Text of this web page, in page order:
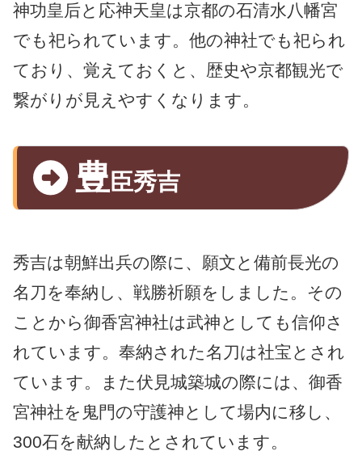
神功皇后と応神天皇は京都の石清水八幡宮
でも祀られています。他の神社でも祀られ
ており、覚えておくと、歴史や京都観光で
繋がりが見えやすくなります。
豊 臣秀吉
秀吉は朝鮮出兵の際に、願文と備前長光の
名刀を奉納し、戦勝祈願をしました。その
ことから御香宮神社は武神としても信仰さ
れています。奉納された名刀は社宝とされ
ています。また伏見城築城の際には、御香
宮神社を鬼門の守護神として場内に移し、
300石を献納したとされています。